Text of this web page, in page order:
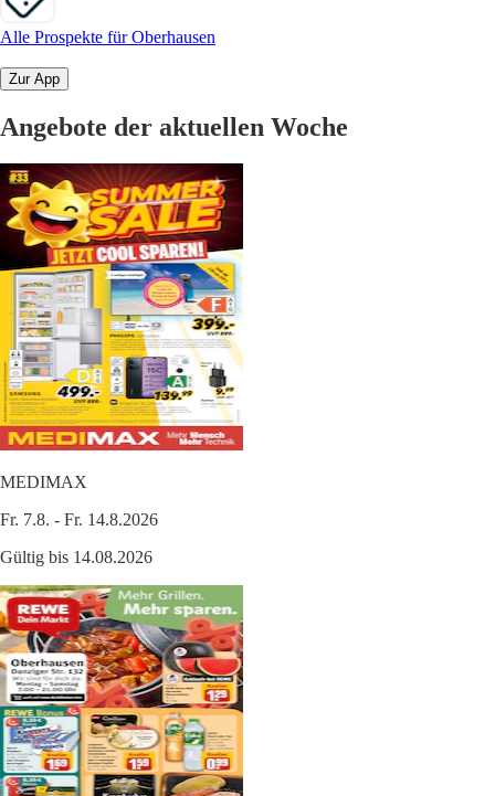
Alle Prospekte für Oberhausen
Zur App
Angebote der aktuellen Woche
MEDIMAX
Fr. 7.8. - Fr. 14.8.2026
Gültig bis 14.08.2026